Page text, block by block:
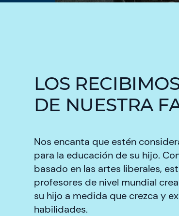
LOS
DE NUESTRA
Nos encanta que estén
para la educación de su hijo.
basado en las artes liberales,
profesores de nivel mundial
su hijo a medida que crezca y
habilidades.